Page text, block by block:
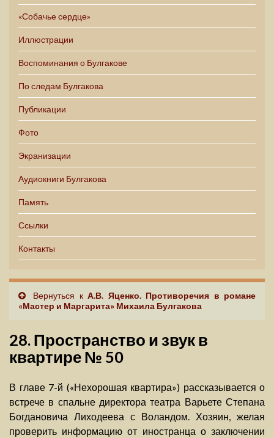
«Собачье сердце»
Иллюстрации
Воспоминания о Булгакове
По следам Булгакова
Публикации
Фото
Экранизации
Аудиокниги Булгакова
Память
Ссылки
Контакты
Вернуться кА.В. Яценко. Противоречия в романе
«Мастер и Маргарита» Михаила Булгакова
28. Пространство и звук в
квартире № 50
В главе 7-й («Нехорошая квартира») рассказывается о
встрече в спальне директора театра Варьете Степана
Богдановича Лиходеева с Воландом. Хозяин, желая
проверить информацию от иностранца о заключении